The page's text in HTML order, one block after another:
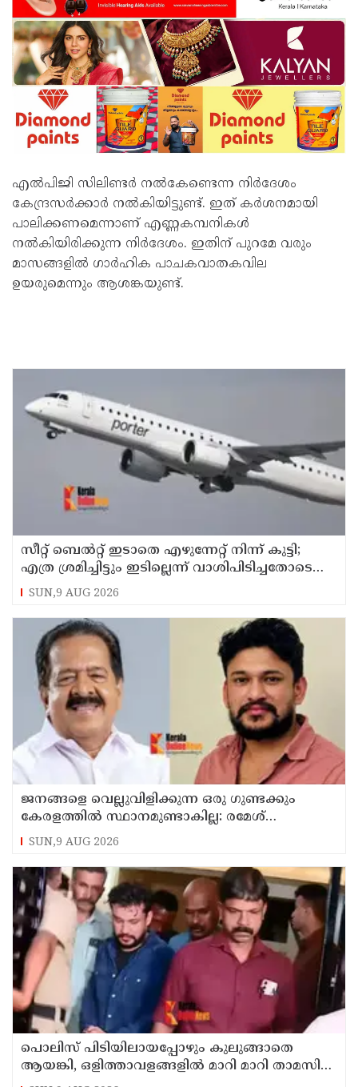
എല്‍പിജി സിലിണ്ടര്‍ നല്‍കേണ്ടെന്ന നിര്‍ദേശം
കേന്ദ്രസര്‍ക്കാര്‍ നല്‍കിയിട്ടുണ്ട്. ഇത് കര്‍ശനമായി
പാലിക്കണമെന്നാണ് എണ്ണകമ്പനികള്‍
നല്‍കിയിരിക്കുന്ന നിര്‍ദേശം. ഇതിന് പുറമേ വരും
മാസങ്ങളില്‍ ഗാര്‍ഹിക പാചകവാതകവില
ഉയരുമെന്നും ആശങ്കയുണ്ട്.
സീറ്റ് ബെല്‍റ്റ് ഇടാതെ എഴുന്നേറ്റ് നിന്ന് കുട്ടി;
എത്ര ശ്രമിച്ചിട്ടും ഇടില്ലെന്ന് വാശിപിടിച്ചതോടെ
വിമാനം റദ്ദാക്കി
SUN,9 AUG 2026
ജനങ്ങളെ വെല്ലുവിളിക്കുന്ന ഒരു ഗുണ്ടക്കും
കേരളത്തില്‍ സ്ഥാനമുണ്ടാകില്ല: രമേശ്
ചെന്നിത്തല
SUN,9 AUG 2026
പൊലിസ് പിടിയിലായപ്പോഴും കുലുങ്ങാതെ
ആയങ്കി, ഒളിത്താവളങ്ങളില്‍ മാറി മാറി താമസിച്ച്
കണ്ണൂരിലെ ക്വട്ടേഷന്‍ നേതാവ്